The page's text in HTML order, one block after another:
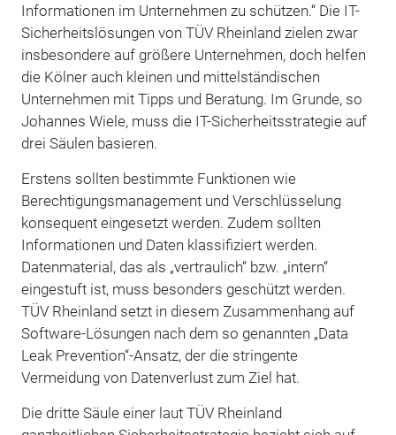
Informationen im Unternehmen zu schützen.“ Die IT-
Sicherheitslösungen von TÜV Rheinland zielen zwar
insbesondere auf größere Unternehmen, doch helfen
die Kölner auch kleinen und mittelständischen
Unternehmen mit Tipps und Beratung. Im Grunde, so
Johannes Wiele, muss die IT-Sicherheitsstrategie auf
drei Säulen basieren.
Erstens sollten bestimmte Funktionen wie
Berechtigungsmanagement und Verschlüsselung
konsequent eingesetzt werden. Zudem sollten
Informationen und Daten klassifiziert werden.
Datenmaterial, das als „vertraulich“ bzw. „intern“
eingestuft ist, muss besonders geschützt werden.
TÜV Rheinland setzt in diesem Zusammenhang auf
Software-Lösungen nach dem so genannten „Data
Leak Prevention“-Ansatz, der die stringente
Vermeidung von Datenverlust zum Ziel hat.
Die dritte Säule einer laut TÜV Rheinland